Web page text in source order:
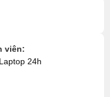
viên:
24h